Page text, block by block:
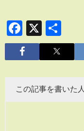
Facebook
X
有
この記事を書いた人